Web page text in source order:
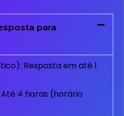
para
Resposta em até 1
4 horas (horário